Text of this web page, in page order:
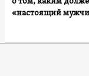
«настоящий